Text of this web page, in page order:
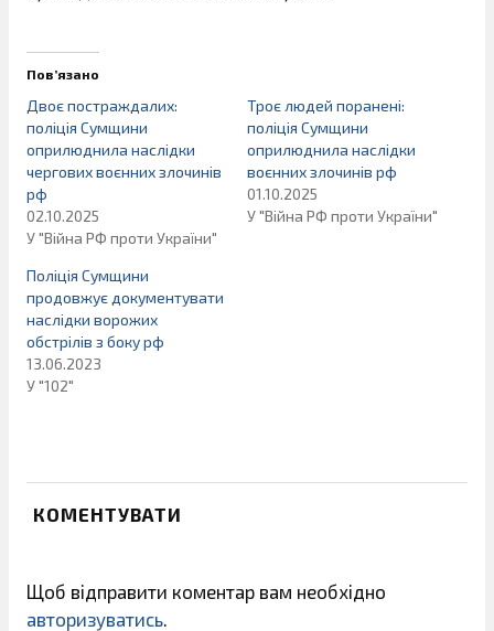
Пов’язано
Двоє постраждалих:
поліція Сумщини
оприлюднила наслідки
чергових воєнних злочинів
рф
02.10.2025
У "Війна РФ проти України"
Троє людей поранені:
поліція Сумщини
оприлюднила наслідки
воєнних злочинів рф
01.10.2025
У "Війна РФ проти України"
Поліція Сумщини
продовжує документувати
наслідки ворожих
обстрілів з боку рф
13.06.2023
У "102"
КОМЕНТУВАТИ
Щоб відправити коментар вам необхідно
авторизуватись.